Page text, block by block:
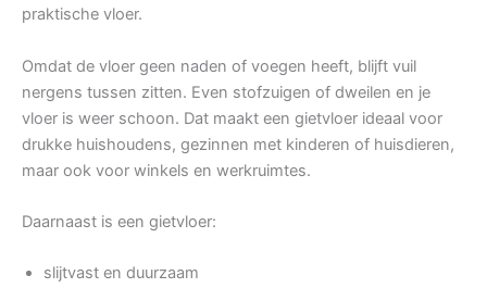
praktische vloer.
Omdat de vloer geen naden of voegen heeft, blijft vuil
nergens tussen zitten. Even stofzuigen of dweilen en je
vloer is weer schoon. Dat maakt een gietvloer ideaal voor
drukke huishoudens, gezinnen met kinderen of huisdieren,
maar ook voor winkels en werkruimtes.
Daarnaast is een gietvloer:
slijtvast en duurzaam